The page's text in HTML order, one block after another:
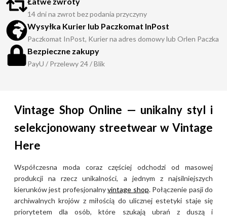
14 dni na zwrot bez podania przyczyny
Wysyłka Kurier lub Paczkomat InPost
Paczkomat InPost, Kurier na adres domowy lub Orlen Paczka
Bezpieczne zakupy
PayU / Przelewy 24 / Blik
Vintage Shop Online — unikalny styl i
selekcjonowany streetwear w Vintage
Here
Współczesna moda coraz częściej odchodzi od masowej
produkcji na rzecz unikalności, a jednym z najsilniejszych
kierunków jest profesjonalnyvintage shop. Połączenie pasji do
archiwalnych krojów z miłością do ulicznej estetyki staje się
priorytetem dla osób, które szukają ubrań z duszą i